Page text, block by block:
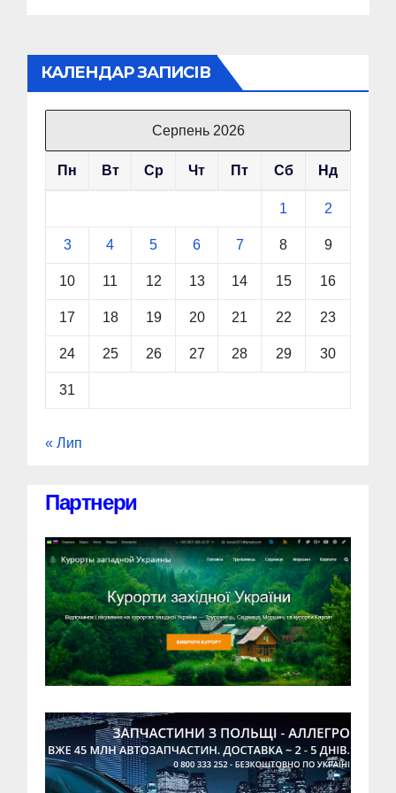
КАЛЕНДАР ЗАПИСІВ
Серпень 2026
Пн Вт Ср Чт Пт Сб Нд
1 2
3 4 5 6 7 8 9
10 11 12 13 14 15 16
17 18 19 20 21 22 23
24 25 26 27 28 29 30
31
« Лип
Партнери